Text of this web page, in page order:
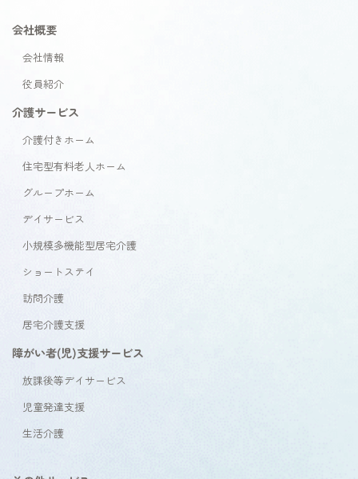
会社概要
会社情報
役員紹介
介護サービス
介護付きホーム
住宅型有料老人ホーム
グループホーム
デイサービス
小規模多機能型居宅介護
ショートステイ
訪問介護
居宅介護支援
障がい者(児)支援サービス
放課後等デイサービス
児童発達支援
生活介護